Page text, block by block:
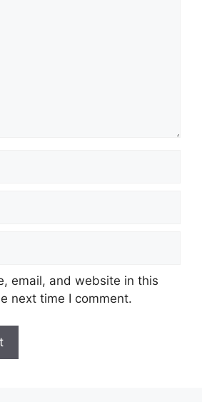
email, and website in this
next time I comment.